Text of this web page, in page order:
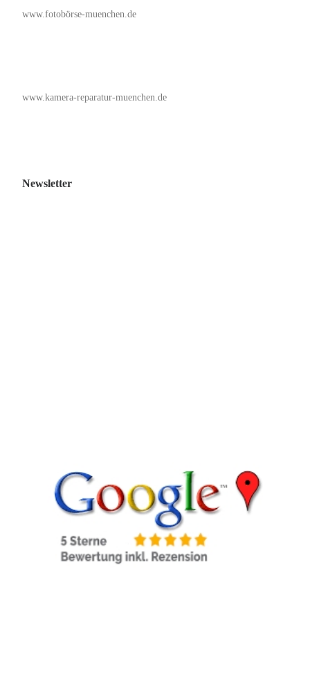
www.fotobörse-muenchen.de
www.kamera-reparatur-muenchen.de
Newsletter